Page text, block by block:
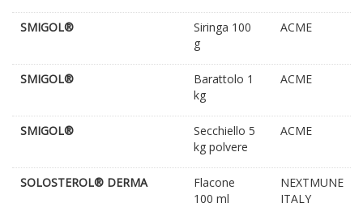
SMIGOL®
Siringa 100
g
ACME
SMIGOL®
Barattolo 1
kg
ACME
SMIGOL®
Secchiello 5
kg polvere
ACME
SOLOSTEROL® DERMA
Flacone
100 ml
NEXTMUNE
ITALY